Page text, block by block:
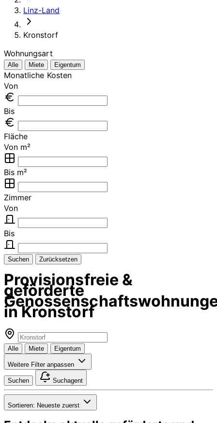
Linz-Land
Kronstorf
Wohnungsart
Alle Miete Eigentum
Monatliche Kosten
Von
Bis
Fläche
Von m²
Bis m²
Zimmer
Von
Bis
Suchen Zurücksetzen
Provisionsfreie &
geförderte
in Kronstorf
Alle Miete Eigentum
Weitere Filter anpassen
Suchen Suchagent
Sortieren: Neueste zuerst